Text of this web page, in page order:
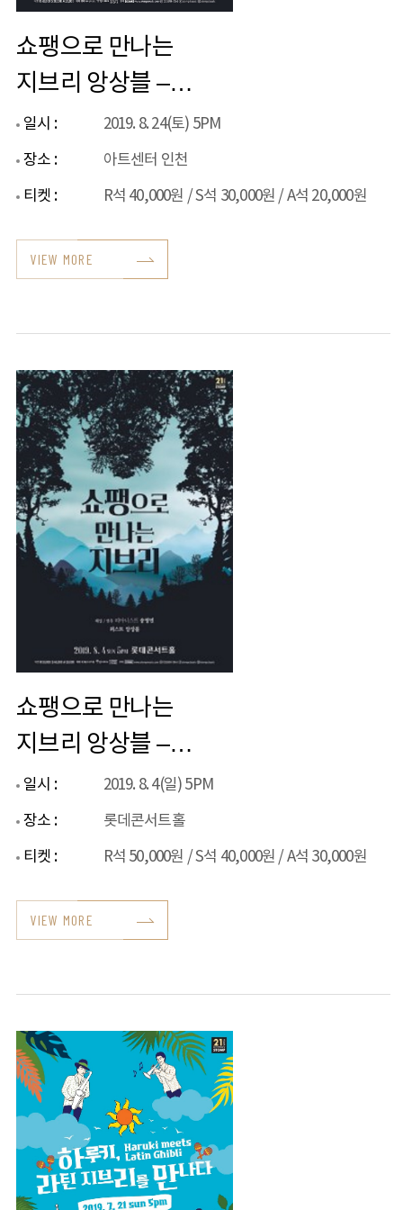
쇼팽으로 만나는
지브리 앙상블 –
인천
일시 :
2019. 8. 24(토) 5PM
장소 :
아트센터 인천
티켓 :
R석 40,000원 / S석 30,000원 / A석 20,000원
VIEW MORE
쇼팽으로 만나는
지브리 앙상블 –
서울
일시 :
2019. 8. 4(일) 5PM
장소 :
롯데콘서트홀
티켓 :
R석 50,000원 / S석 40,000원 / A석 30,000원
VIEW MORE